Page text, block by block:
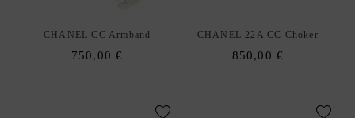
CHANEL CC Armband
750,00€
CHANEL 22A CC Choker
850,00 €